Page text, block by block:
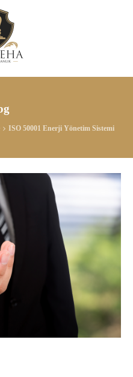
ISO 50001 Enerji Yönetim Sistemi